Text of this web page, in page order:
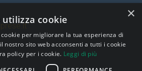
×
cookie
per migliorare la tua esperienza di
nostro sito web acconsenti a tutti i cookie
policy per i cookie. Leggi di più